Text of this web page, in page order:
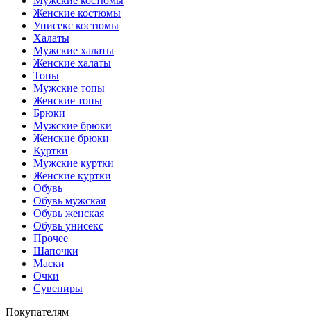
Женские костюмы
Унисекс костюмы
Халаты
Мужские халаты
Женские халаты
Топы
Мужские топы
Женские топы
Брюки
Мужские брюки
Женские брюки
Куртки
Мужские куртки
Женские куртки
Обувь
Обувь мужская
Обувь женская
Обувь унисекс
Прочее
Шапочки
Маски
Очки
Сувениры
Покупателям